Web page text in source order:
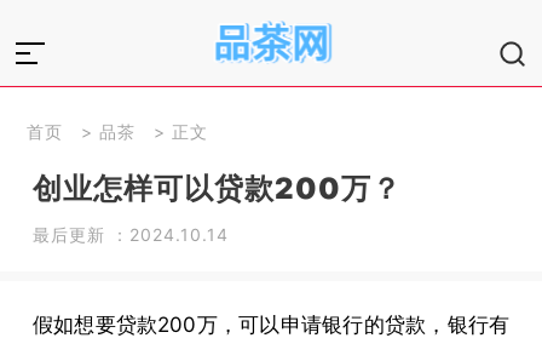
首页 > 品茶 > 正文
创业怎样可以贷款200万？
最后更新 ：2024.10.14
假如想要贷款200万，可以申请银行的贷款，银行有